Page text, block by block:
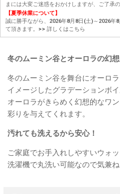
まには大変ご迷惑をおかけしますが、ご了承
【夏季休業について】
誠に勝手ながら、2026年8月8日(土)～2026年
て頂きます。 >> 詳しくはこちら
冬のムーミン谷とオーロラの幻想
冬のムーミン谷を舞台にオーロ
イメージしたグラデーションボイ
オーロラがきらめく幻想的なワ
彩りを与えてくれます。
汚れても洗えるから安心！
ご家庭でお手入れしやすいウォッ
洗濯機で丸洗い可能なので気兼